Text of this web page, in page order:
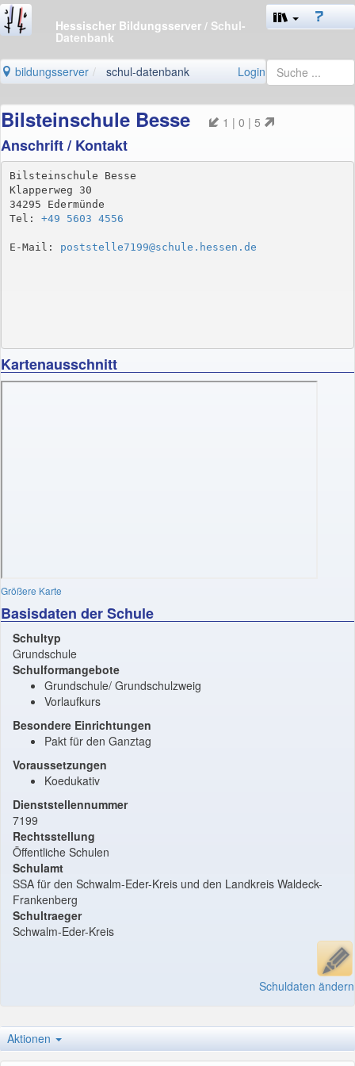
Hessischer Bildungsserver / Schul-
Datenbank
bildungsserver schul-datenbank Login
Bilsteinschule Besse 1 | 0 | 5
Anschrift / Kontakt
Bilsteinschule Besse
Klapperweg 30
34295 Edermünde
Tel: +49 5603 4556
E-Mail: poststelle7199@schule.hessen.de
Kartenausschnitt
Größere Karte
Basisdaten der Schule
Schultyp
Grundschule
Schulformangebote
Grundschule/ Grundschulzweig
Vorlaufkurs
Besondere Einrichtungen
Pakt für den Ganztag
Voraussetzungen
Koedukativ
Dienststellennummer
7199
Rechtsstellung
Öffentliche Schulen
Schulamt
SSA für den Schwalm-Eder-Kreis und den Landkreis Waldeck-
Frankenberg
Schultraeger
Schwalm-Eder-Kreis
Schuldaten ändern
Aktionen